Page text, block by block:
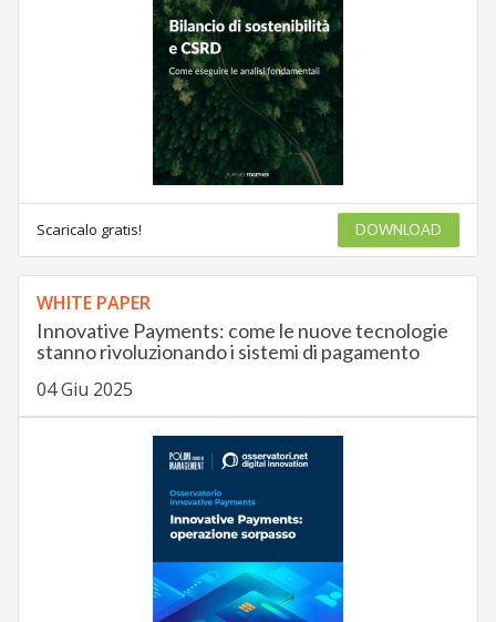
Scaricalo gratis! DOWNLOAD
WHITE PAPER
Innovative Payments: come le nuove tecnologie
stanno rivoluzionando i sistemi di pagamento
04 Giu 2025